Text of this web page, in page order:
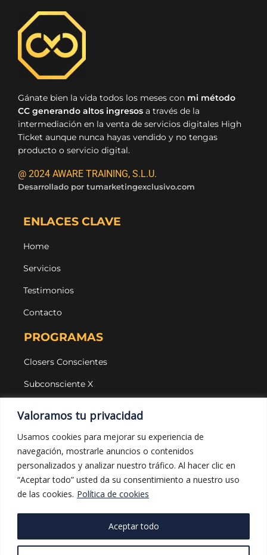
Valoramos tu privacidad
Usamos cookies para mejorar su experiencia de
navegación, mostrarle anuncios o contenidos
personalizados y analizar nuestro tráfico. Al hacer clic en
“Aceptar todo” usted da su consentimiento a nuestro uso
de las cookies. Política de cookies
Aceptar todo
Gánate bien la vida todos los meses con mi método
CC generando altos ingresos a través de la
intermediación en la venta de servicios digitales High
Ticket aunque nunca hayas vendido y no tengas
producto o servicio digital.
@ 2024 AWARE TRAINING, S.L.U.
Desarrollado por tumarketingexclusivo.com
ENLACES CLAVE
Home
Servicios
Testimonios
Contacto
PROGRAMAS
Closers Conscientes
Subconsciente X
LEGAL Y PROTECCIÓN
Aviso legal
Política de privacidad
Política de cookies